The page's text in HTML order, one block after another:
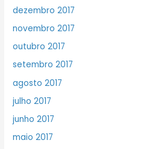
dezembro 2017
novembro 2017
outubro 2017
setembro 2017
agosto 2017
julho 2017
junho 2017
maio 2017